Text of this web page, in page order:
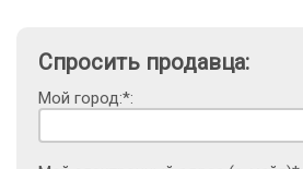
Спросить продавца:
Мой город:*: